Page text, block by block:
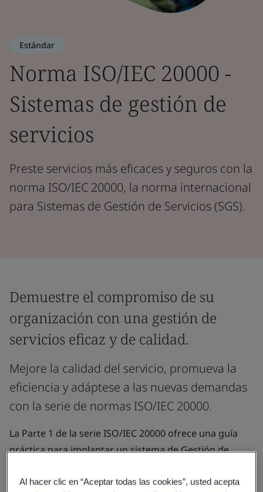
Estándar
Norma ISO/IEC 20000 -
Sistemas de gestión de
servicios
Preste servicios más eficaces y seguros con la
norma ISO/IEC 20000, la norma internacional
para Sistemas de Gestión de Servicios (SGS).
Demuestre el compromiso de su
organización con una gestión de
servicios eficaz y de calidad.
Mejore la calidad del servicio, promueva la
eficiencia y adáptese a las nuevas demandas
con la serie de normas ISO/IEC 20000.
La Parte 1 de la serie ISO/IEC 20000 ofrece una guía
práctica para implantar un sistema de Gestión de
Tecnologías de la Información (TI) y servicios
Al hacer clic en “Aceptar todas las cookies”, usted acepta